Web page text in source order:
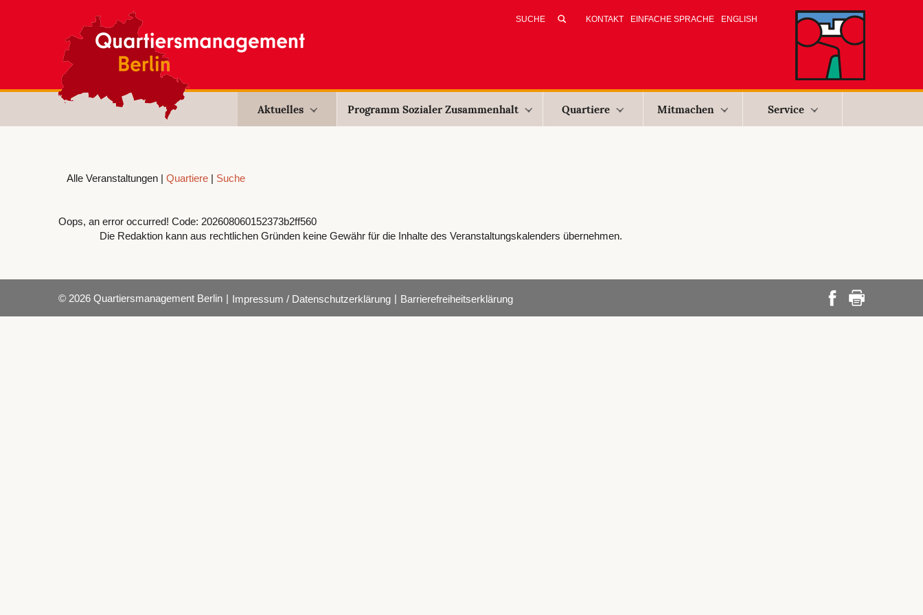
KONTAKT EINFACHE SPRACHE ENGLISH
Aktuelles Programm Sozialer Zusammenhalt Quartiere Mitmachen Service
Alle Veranstaltungen | Quartiere | Suche
Oops, an error occurred! Code: 202608060152373b2ff560
Die Redaktion kann aus rechtlichen Gründen keine Gewähr für die Inhalte des Veranstaltungskalenders übernehmen.
© 2026 Quartiersmanagement Berlin | Impressum / Datenschutzerklärung | Barrierefreiheitserklärung